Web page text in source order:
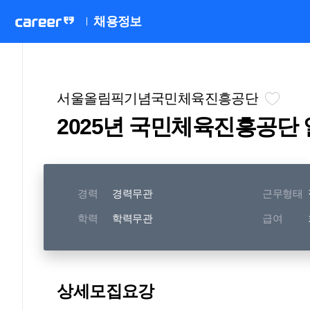
채용정보
서울올림픽기념국민체육진흥공단
2025년 국민체육진흥공단
경력 경력무관 근무형태
학력 학력무관 급여
상세모집요강